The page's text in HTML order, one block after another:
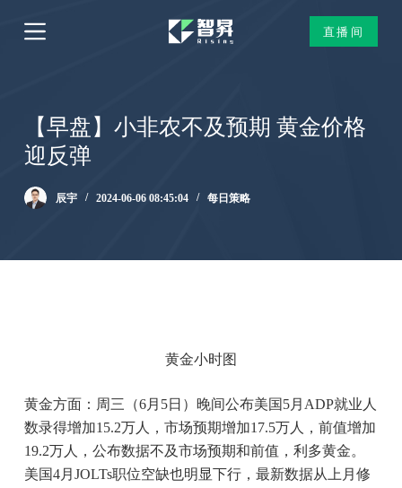
跳
过
直播间
【早盘】小非农不及预期 黄金价格
迎反弹
辰宇 2024-06-06 08:45:04 每日策略
黄金小时图
黄金方面：周三（6月5日）晚间公布美国5月ADP就业人
数录得增加15.2万人，市场预期增加17.5万人，前值增加
19.2万人，公布数据不及市场预期和前值，利多黄金。
美国4月JOLTs职位空缺也明显下行，最新数据从上月修